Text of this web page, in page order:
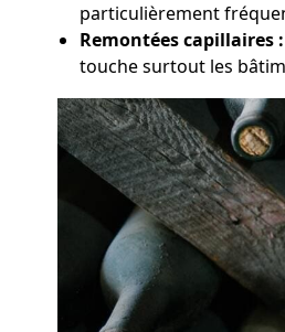
particulièrement
Remontées capillaires :
touche surtout les